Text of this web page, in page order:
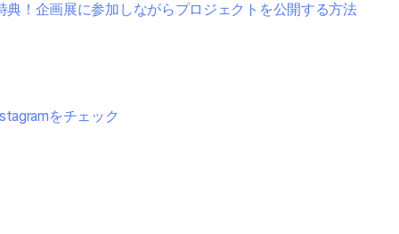
典！企画展に参加しながらプロジェクトを公開する方法
をチェック